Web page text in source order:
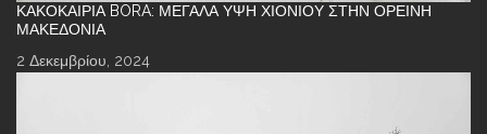
ΚΑΚΟΚΑΙΡΊΑ BORA: ΜΕΓΆΛΑ ΎΨΗ ΧΙΟΝΙΟΎ ΣΤΗΝ ΟΡΕΙΝΉ
ΜΑΚΕΔΟΝΊΑ
2 Δεκεμβρίου, 2024